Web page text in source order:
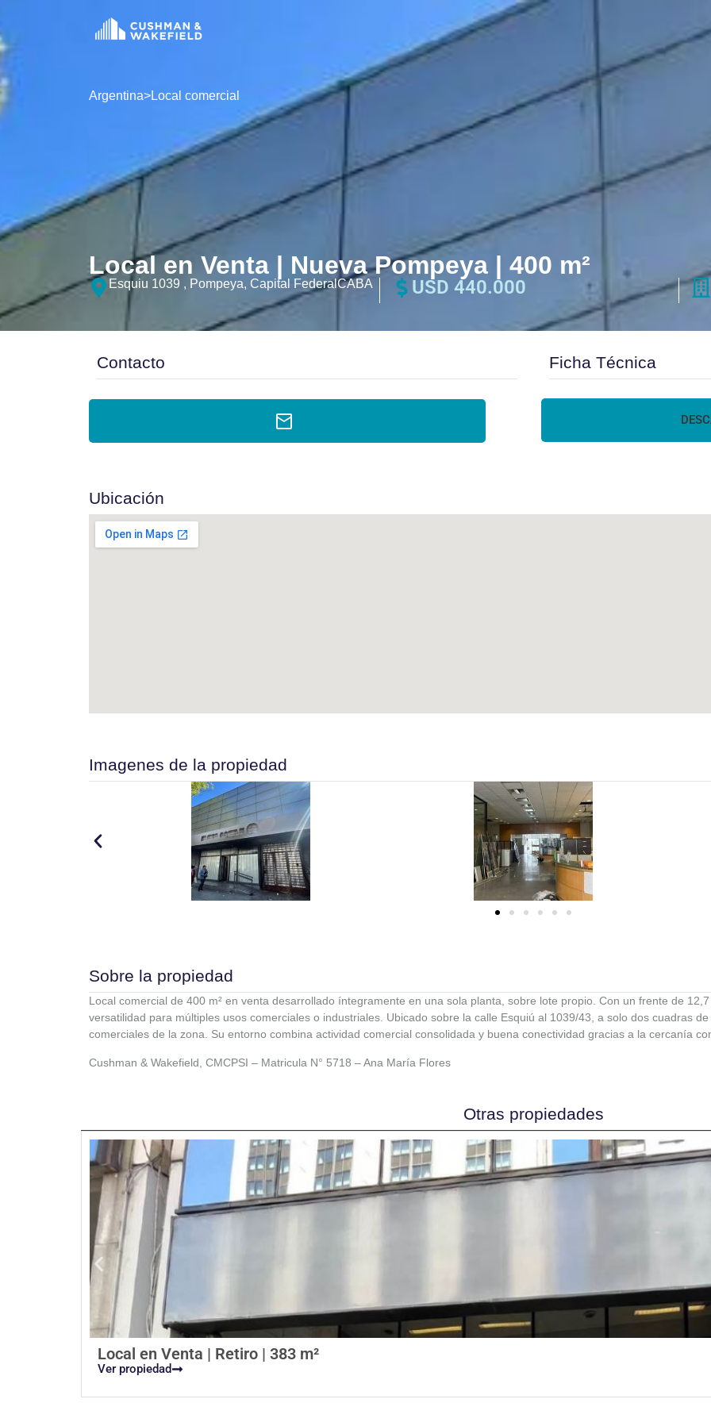
Argentina>Local comercial
Local en Venta | Nueva Pompeya | 400 m²
Esquiu 1039 , Pompeya, Capital FederalCABA USD 440.000
Contacto Ficha Técnica
Ubicación
Imagenes de la propiedad
Sobre la propiedad
Local comercial de 400 m² en venta desarrollado íntegramente en una sola planta, sobre lote propio. Con un frente de
versatilidad para múltiples usos comerciales o industriales. Ubicado sobre la calle Esquiú al 1039/43, a solo dos cuadras
comerciales de la zona. Su entorno combina actividad comercial consolidada y buena conectividad gracias a la cercanía
Cushman & Wakefield, CMCPSI – Matricula N° 5718 – Ana María Flores
Otras propiedades
Local en Venta | Retiro | 383 m²
Ver propiedad